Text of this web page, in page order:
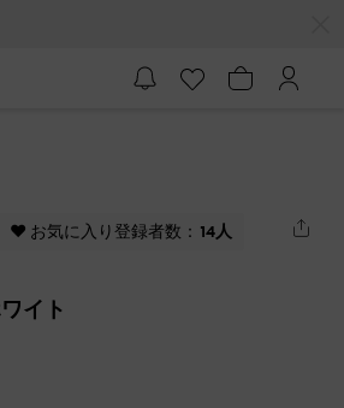
♥ お気に入り登録者数： 14人
イト